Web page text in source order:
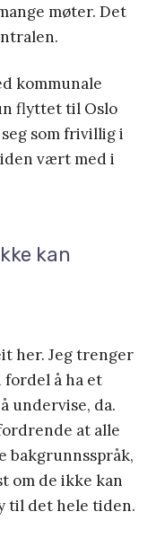
møter. Det
kommunale
flyttet til Oslo
som frivillig i
vært med i
kan
her. Jeg trenger
fordel å ha et
undervise, da.
at alle
bakgrunnsspråk,
om de ikke kan
til det hele tiden.